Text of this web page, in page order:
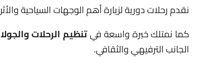
نقدم رحلات دورية لزيارة أهم الوجهات السياحية
كما نمتلك خبرة واسعة فيتنظيم الرحلات
الجانب الترفيهي والثقافي.